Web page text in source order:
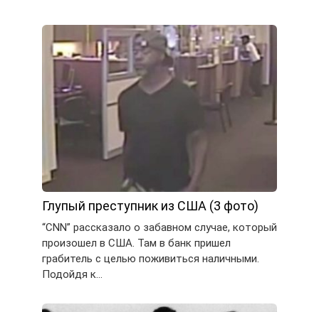
Глупый преступник из США (3 фото)
“CNN” рассказало о забавном случае, который
произошел в США. Там в банк пришел
грабитель с целью поживиться наличными.
Подойдя к…